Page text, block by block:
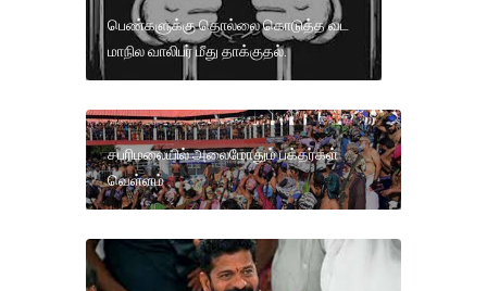
பெண்களுக்கு தொல்லை கொடுத்த வட
மாநில வாலிபர் மீது தாக்குதல்.
சபரிமலையில் அலைமோதும் பக்தர்கள்
வெள்ளம்